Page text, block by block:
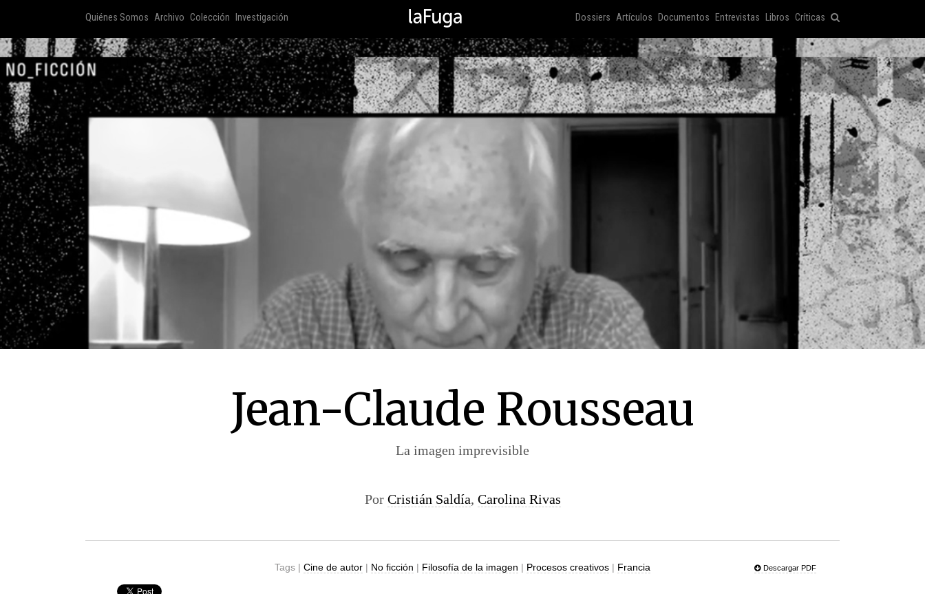
Quiénes Somos Archivo Colección Investigación Dossiers Artículos Documentos Entrevistas Libros Críticas
Jean-Claude Rousseau
La imagen imprevisible
Por Cristián Saldía, Carolina Rivas
Tags | Cine de autor| No ficción | Filosofía de la imagen | Procesos creativos| Francia Descargar PDF